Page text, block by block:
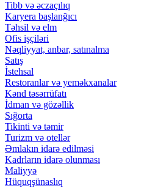
Tibb və əczaçılıq
Karyera başlanğıcı
Təhsil və elm
Ofis işçiləri
Nəqliyyat, anbar, satınalma
Satış
İstehsal
Restoranlar və yeməkxanalar
Kənd təsərrüfatı
İdman və gözəllik
Sığorta
Tikinti və təmir
Turizm və otellər
Əmlakın idarə edilməsi
Kadrların idarə olunması
Maliyyə
Hüquqşünaslıq